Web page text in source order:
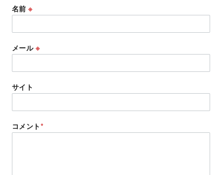
名前※
メール ※
サイト
コメント*